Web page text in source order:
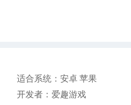
适合系统：安卓 苹果
开发者：爱趣游戏